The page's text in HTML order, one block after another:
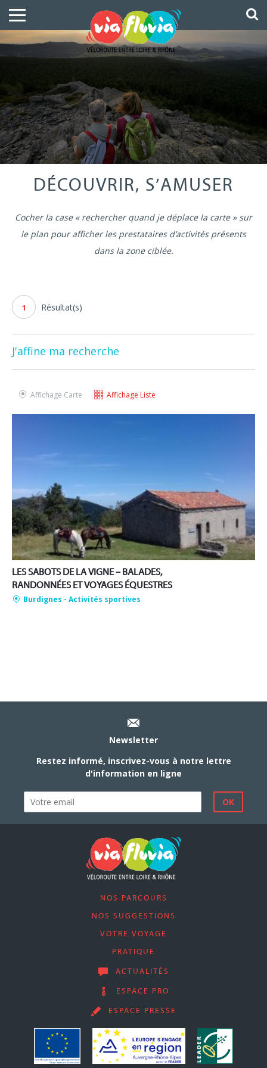
DÉCOUVRIR, S’AMUSER
Cocher la case « rechercher quand je déplace la carte » sur
le plan pour afficher les prestataires d’activités présents
dans la zone ciblée.
1 Résultat(s)
J'affine ma recherche
Affichage Carte Affichage Liste
LES SABOTS DE LA VIGNE – BALADES,
RANDONNÉES ET VOYAGES ÉQUESTRES
Burdignes - Activités sportives
Newsletter
Restez informé, inscrivez-vous à notre lettre
d'information en ligne
NOS PARCOURS
NOS SUGGESTIONS
VOTRE VOYAGE
PRATIQUE
ACTUALITÉS
ESPACE PRO
ESPACE PRESSE